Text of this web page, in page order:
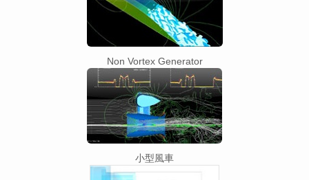
Non Vortex Generator
小型風車